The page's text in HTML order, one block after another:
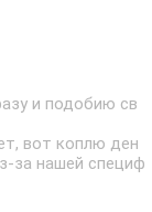
и подобию св
вот коплю ден
за нашей специф